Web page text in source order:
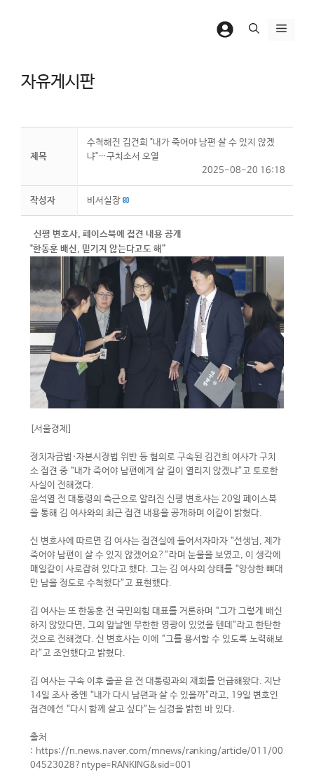
메
자유게시판
제목
수척해진 김건희 "내가 죽어야 남편 살 수 있지 않겠
냐"…구치소서 오열
2025-08-20 16:18
작성자 비서실장
신평 변호사, 페이스북에 접견 내용 공개
"한동훈 배신, 믿기지 않는다고도 해”
[서울경제]
정치자금법·자본시장법 위반 등 혐의로 구속된 김건희 여사가 구치
소 접견 중 “내가 죽어야 남편에게 살 길이 열리지 않겠냐”고 토로한
사실이 전해졌다.
윤석열 전 대통령의 측근으로 알려진 신평 변호사는 20일 페이스북
을 통해 김 여사와의 최근 접견 내용을 공개하며 이같이 밝혔다.
신 변호사에 따르면 김 여사는 접견실에 들어서자마자 “선생님, 제가
죽어야 남편이 살 수 있지 않겠어요?”라며 눈물을 보였고, 이 생각에
매일같이 사로잡혀 있다고 했다. 그는 김 여사의 상태를 “앙상한 뼈대
만 남을 정도로 수척했다”고 표현했다.
김 여사는 또 한동훈 전 국민의힘 대표를 거론하며 “그가 그렇게 배신
하지 않았다면, 그의 앞날엔 무한한 영광이 있었을 텐데”라고 한탄한
것으로 전해졌다. 신 변호사는 이에 “그를 용서할 수 있도록 노력해보
라”고 조언했다고 밝혔다.
김 여사는 구속 이후 줄곧 윤 전 대통령과의 재회를 언급해왔다. 지난
14일 조사 중엔 “내가 다시 남편과 살 수 있을까”라고, 19일 변호인
접견에선 “다시 함께 살고 싶다”는 심경을 밝힌 바 있다.
출처
: https://n.news.naver.com/mnews/ranking/article/011/00
04523028?ntype=RANKING&sid=001